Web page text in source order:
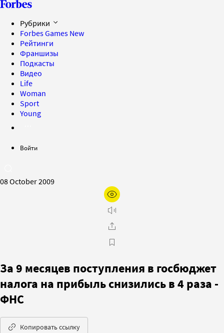
Рубрики
Forbes Games New
Рейтинги
Франшизы
Подкасты
Видео
Life
Woman
Sport
Young
Войти
08 October 2009
За 9 месяцев поступления в госбюджет
налога на прибыль снизились в 4 раза -
ФНС
Копировать ссылку